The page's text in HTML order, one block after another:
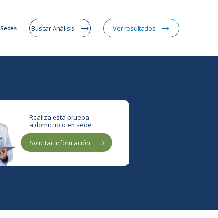
Sedes Buscar Análisis Ver resultados
Realiza esta prueba
a domicilio o en sede
Solicitar información